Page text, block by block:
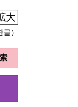
大
）